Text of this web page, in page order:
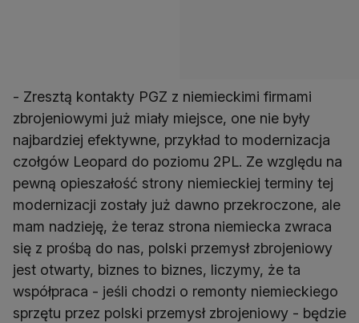
- Zresztą kontakty PGZ z niemieckimi firmami
zbrojeniowymi już miały miejsce, one nie były
najbardziej efektywne, przykład to modernizacja
czołgów Leopard do poziomu 2PL. Ze względu na
pewną opieszałość strony niemieckiej terminy tej
modernizacji zostały już dawno przekroczone, ale
mam nadzieję, że teraz strona niemiecka zwraca
się z prośbą do nas, polski przemysł zbrojeniowy
jest otwarty, biznes to biznes, liczymy, że ta
współpraca - jeśli chodzi o remonty niemieckiego
sprzętu przez polski przemysł zbrojeniowy - będzie